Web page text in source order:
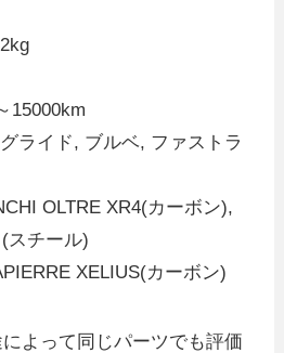
15000km
ライド, ブルベ, ファストラ
OLTRE XR4(カーボン),
スチール)
XELIUS(カーボン)
よって同じパーツでも評価